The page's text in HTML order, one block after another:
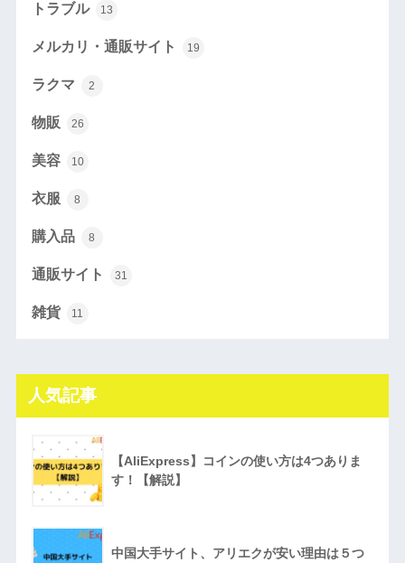
トラブル 13
メルカリ・通販サイト 19
ラクマ 2
物販 26
美容 10
衣服 8
購入品 8
通販サイト 31
雑貨 11
人気記事
【AliExpress】コインの使い方は4つありま
す！【解説】
中国大手サイト、アリエクが安い理由は５つ